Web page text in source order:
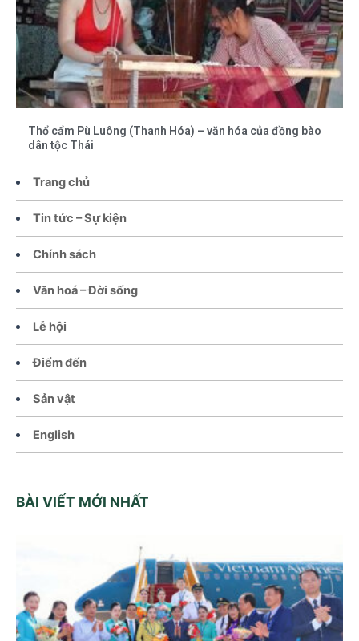
Trang chủ
Tin tức – Sự kiện
Chính sách
Văn hoá – Đời sống
Lễ hội
Điểm đến
Sản vật
English
BÀI VIẾT MỚI NHẤT
Thổ cẩm Pù Luông (Thanh Hóa) – văn hóa của đồng bào
dân tộc Thái